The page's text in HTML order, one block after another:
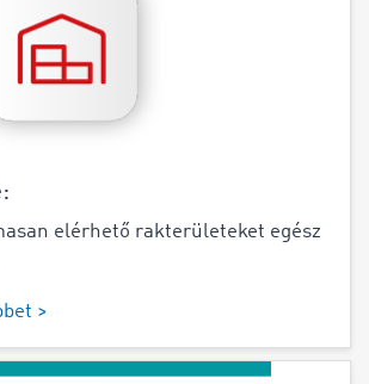
elérhető rakterületeket egész
>